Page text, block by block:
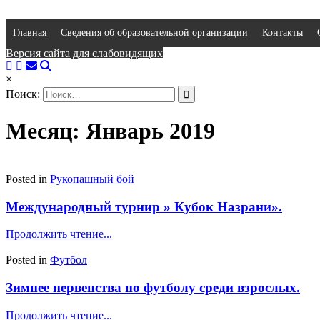
Главная Сведения об образовательной организации Контакты
Версия сайта для слабовидящих
×
Поиск:
Месяц: Январь 2019
Posted in Рукопашный бой
Международный турнир » Кубок Назрани».
Продолжить чтение...
Posted in Футбол
Зимнее первенства по футболу среди взрослых.
Продолжить чтение...